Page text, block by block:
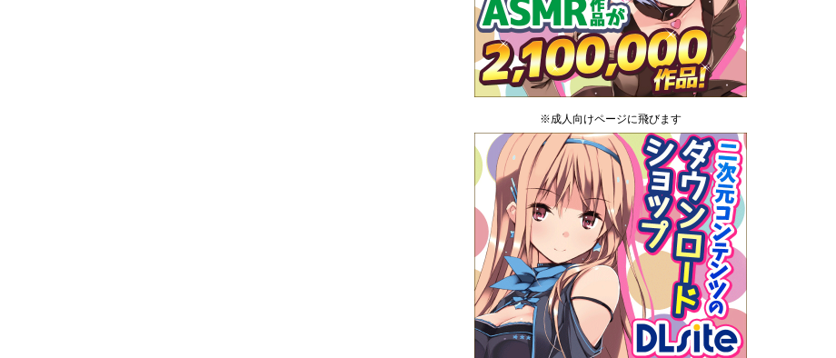
※成人向けページに飛びます